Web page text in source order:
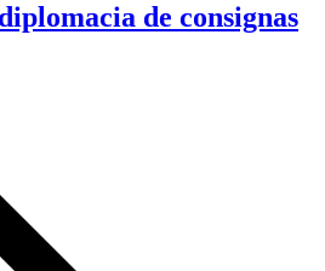
de consignas